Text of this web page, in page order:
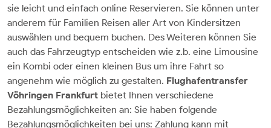
sie leicht und einfach online Reservieren. Sie können unter
anderem für Familien Reisen aller Art von Kindersitzen
auswählen und bequem buchen. Des Weiteren können Sie
auch das Fahrzeugtyp entscheiden wie z.b. eine Limousine
ein Kombi oder einen kleinen Bus um ihre Fahrt so
angenehm wie möglich zu gestalten. Flughafentransfer
Vöhringen Frankfurt bietet Ihnen verschiedene
Bezahlungsmöglichkeiten an: Sie haben folgende
Bezahlungsmöglichkeiten bei uns: Zahlung kann mit